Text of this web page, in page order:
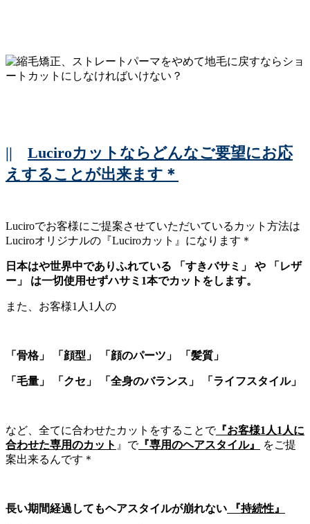
|| Luciroカットならどんなご要望にお応
えすることが出来ます＊
Luciroでお客様にご提案させていただいているカット方法は
Luciroオリジナルの『Luciroカット』になります＊
日本はや世界中でありふれている 「すきバサミ」 や 「レザ
ー」 は一切使用せずハサミ1本でカットをします。
また、お客様1人1人の
「骨格」 「顔型」 「顔のパーツ」 「髪質」
「毛量」 「クセ」 「全身のバランス」 「ライフスタイル」
など、全てに合わせたカットをすることで『お客様1人1人に
合わせた専用のカット 』で『専用のヘアスタイル』
をご提
案出来るんです＊
長い期間経過してもヘアスタイルが崩れない 『持続性』